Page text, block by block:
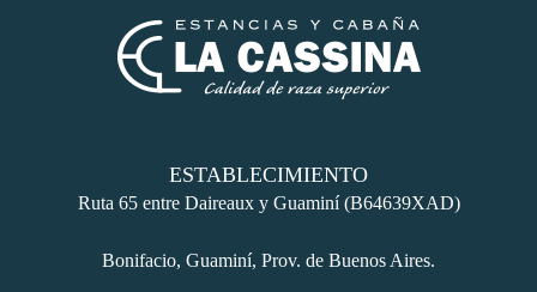
ESTABLECIMIENTO
Ruta 65 entre Daireaux y Guaminí (B64639XAD)
Bonifacio, Guaminí, Prov. de Buenos Aires.